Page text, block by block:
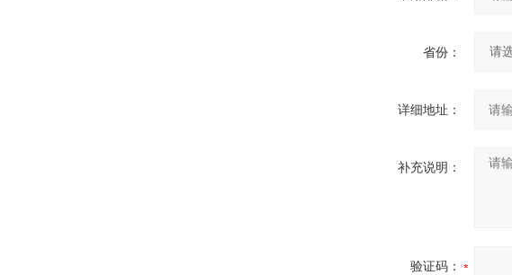
省份：
详细地址：
补充说明：
验证码：